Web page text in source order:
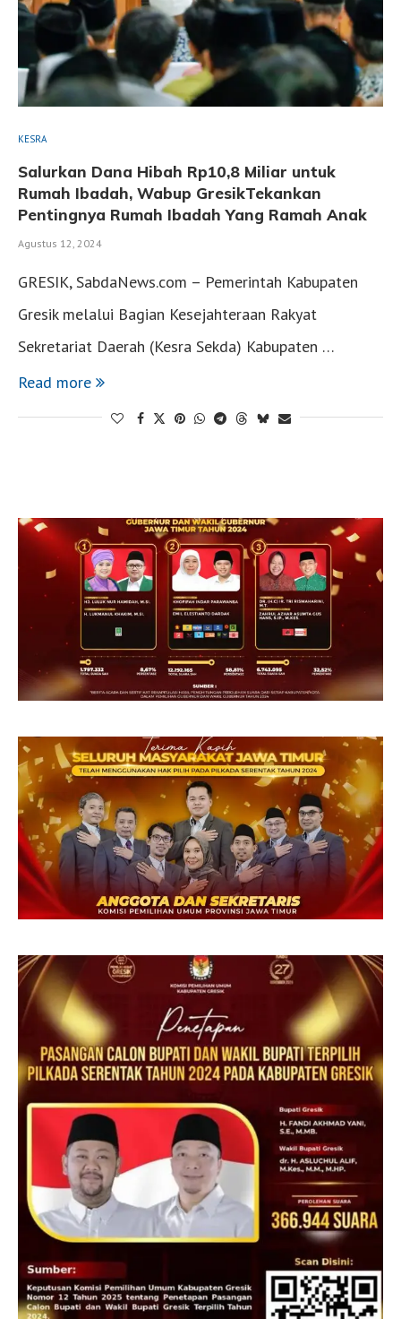
KESRA
Salurkan Dana Hibah Rp10,8 Miliar untuk
Rumah Ibadah, Wabup GresikTekankan
Pentingnya Rumah Ibadah Yang Ramah Anak
Agustus 12, 2024
GRESIK, SabdaNews.com – Pemerintah Kabupaten
Gresik melalui Bagian Kesejahteraan Rakyat
Sekretariat Daerah (Kesra Sekda) Kabupaten …
Read more